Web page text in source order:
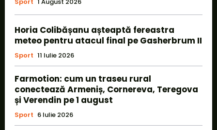
Horia Colibășanu așteaptă fereastra
meteo pentru atacul final pe Gasherbrum II
Sport 11 Iulie 2026
Farmotion: cum un traseu rural
conectează Armeniș, Cornereva, Teregova
și Verendin pe 1 august
Sport 6 Iulie 2026